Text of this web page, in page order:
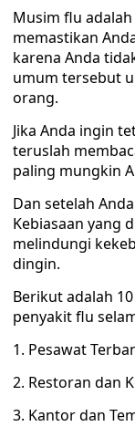
Musim flu
memastikan
karena Anda
umum tersebut
orang.
Jika Anda ingin
teruslah
paling mungkin
Dan setelah
Kebiasaan yang
melindungi
dingin.
Berikut adalah
penyakit flu
1. Pesawat
2. Restoran dan
3. Kantor dan